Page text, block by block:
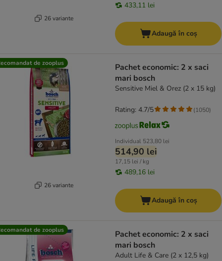
26 variante
433,11 lei
Adaugă în coș
de zooplus
26 variante
Pachet economic: 2 x saci
mari bosch
Sensitive Miel & Orez (2 x 15 kg)
Individual 523,80 lei
514,90 lei
17,15 lei / kg
489,16 lei
Rating: 4.7/5 (1050)
Adaugă în coș
de zooplus
Pachet economic: 2 x saci
mari bosch
Adult Life & Care (2 x 12,5 kg)